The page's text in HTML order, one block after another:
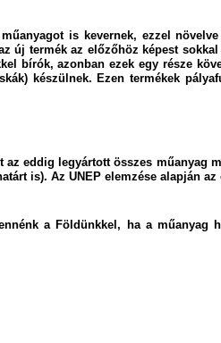
is kevernek, ezzel
termék az előzőhöz képest
bírók, azonban ezek egy része
készülnek. Ezen termékek
eddig legyártott összes műanyag
is). Az UNEP elemzése alapján
a Földünkkel, ha a műanyag